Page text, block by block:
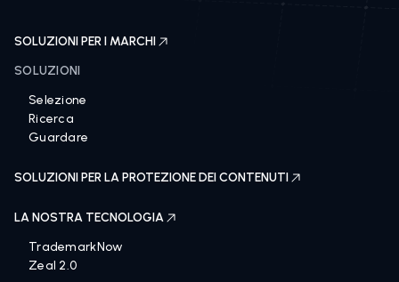
SOLUZIONI PER I MARCHI
SOLUZIONI
Selezione
Ricerca
Guardare
SOLUZIONI PER LA PROTEZIONE DEI CONTENUTI
LA NOSTRA TECNOLOGIA
TrademarkNow
Zeal 2.0